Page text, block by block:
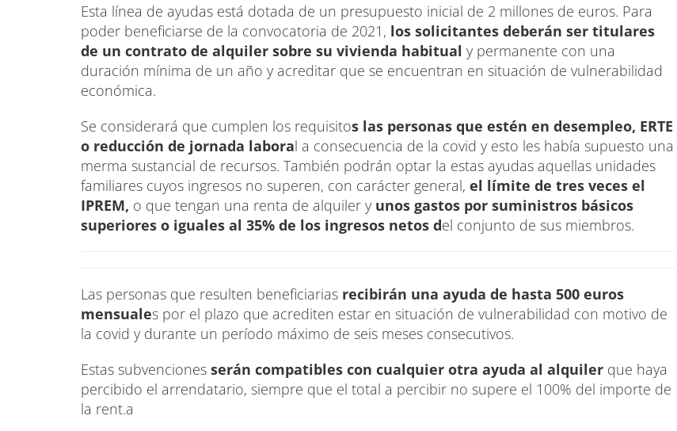
Esta línea de ayudas está dotada de un presupuesto inicial de 2 millones de euros. Para
poder beneficiarse de la convocatoria de 2021, los solicitantes deberán ser titulares
de un contrato de alquiler sobre su vivienda habitual y permanente con una
duración mínima de un año y acreditar que se encuentran en situación de vulnerabilidad
económica.
Se considerará que cumplen los requisitos las personas que estén en desempleo, ERTE
o reducción de jornada laboral a consecuencia de la covid y esto les había supuesto una
merma sustancial de recursos. También podrán optar la estas ayudas aquellas unidades
familiares cuyos ingresos no superen, con carácter general, el límite de tres veces el
IPREM, o que tengan una renta de alquiler y unos gastos por suministros básicos
superiores o iguales al 35% de los ingresos netos del conjunto de sus miembros.
Las personas que resulten beneficiarias recibirán una ayuda de hasta 500 euros
mensuales por el plazo que acrediten estar en situación de vulnerabilidad con motivo de
la covid y durante un período máximo de seis meses consecutivos.
Estas subvenciones serán compatibles con cualquier otra ayuda al alquiler que haya
percibido el arrendatario, siempre que el total a percibir no supere el 100% del importe de
la rent.a